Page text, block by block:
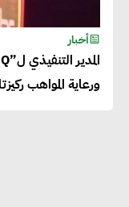
أخبار
ورعاية المواهب